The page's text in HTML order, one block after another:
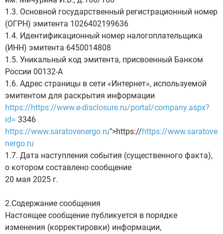
1.3. Основной государственный регистрационный номер
(ОГРН) эмитента 1026402199636
1.4. Идентификационный номер налогоплательщика
(ИНН) эмитента 6450014808
1.5. Уникальный код эмитента, присвоенный Банком
России 00132-А
1.6. Адрес страницы в сети «Интернет», используемой
эмитентом для раскрытия информации
https://https://www.e-disclosure.ru/portal/company.aspx?
id= 3346
https://www.saratovenergo.ru">https://https://www.saratove
nergo.ru
1.7. Дата наступления события (существенного факта),
о котором составлено сообщение
20 мая 2025 г.
2.Содержание сообщения
Настоящее сообщение публикуется в порядке
изменения (корректировки) информации,